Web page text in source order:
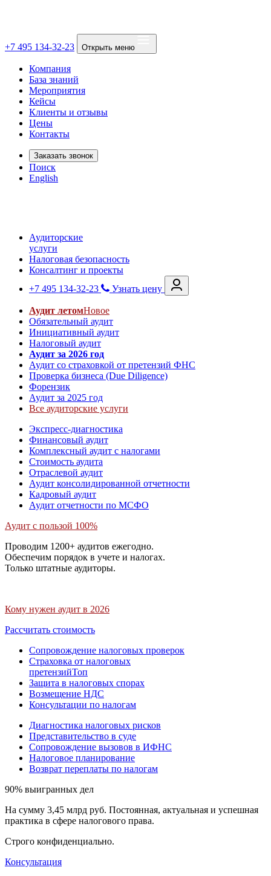
+7 495 134-32-23 Открыть меню
Компания
База знаний
Мероприятия
Кейсы
Клиенты и отзывы
Цены
Контакты
Заказать звонок
Поиск
English
Аудиторские
услуги
Налоговая безопасность
Консалтинг и проекты
+7 495 134-32-23
Узнать цену
Аудит летомНовое
Обязательный аудит
Инициативный аудит
Налоговый аудит
Аудит за 2026 год
Аудит со страховкой от претензий ФНС
Проверка бизнеса (Due Diligence)
Форензик
Аудит за 2025 год
Все аудиторские услуги
Экспресс-диагностика
Финансовый аудит
Комплексный аудит с налогами
Стоимость аудита
Отраслевой аудит
Аудит консолидированной отчетности
Кадровый аудит
Аудит отчетности по МСФО
Аудит с пользой 100%
Проводим 1200+ аудитов ежегодно.
Обеспечим порядок в учете и налогах.
Только штатные аудиторы.
Кому нужен аудит в 2026
Рассчитать стоимость
Сопровождение налоговых проверок
Страховка от налоговых
претензийТоп
Защита в налоговых спорах
Возмещение НДС
Консультации по налогам
Диагностика налоговых рисков
Представительство в суде
Сопровождение вызовов в ИФНС
Налоговое планирование
Возврат переплаты по налогам
90% выигранных дел
На сумму 3,45 млрд руб. Постоянная, актуальная и успешная
практика в сфере налогового права.
Строго конфиденциально.
Консультация